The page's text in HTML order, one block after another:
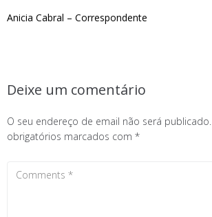
Anicia Cabral – Correspondente
Deixe um comentário
O seu endereço de email não será publicado.
obrigatórios marcados com *